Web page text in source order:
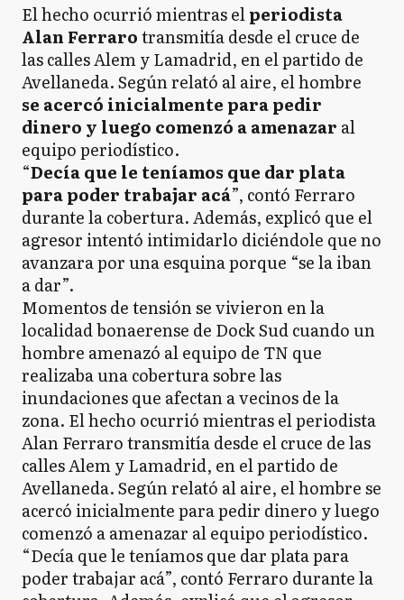
El hecho ocurrió mientras elperiodista
Alan Ferrarotransmitía desde el cruce de
las calles Alem y Lamadrid, en el partido de
Avellaneda. Según relató al aire, el hombre
se acercó inicialmente para pedir
dinero y luego comenzó a amenazar al
equipo periodístico.
“Decía que le teníamos que dar plata
para poder trabajar acá”, contó Ferraro
durante la cobertura. Además, explicó que el
agresor intentó intimidarlo diciéndole que no
avanzara por una esquina porque “se la iban
a dar”.
Momentos de tensión se vivieron en la
localidad bonaerense de Dock Sud cuando un
hombre amenazó al equipo de TN que
realizaba una cobertura sobre las
inundaciones que afectan a vecinos de la
zona. El hecho ocurrió mientras el periodista
Alan Ferraro transmitía desde el cruce de las
calles Alem y Lamadrid, en el partido de
Avellaneda. Según relató al aire, el hombre se
acercó inicialmente para pedir dinero y luego
comenzó a amenazar al equipo periodístico.
“Decía que le teníamos que dar plata para
poder trabajar acá”, contó Ferraro durante la